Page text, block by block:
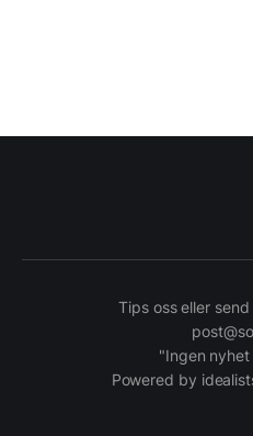
Tips oss eller
"Ingen
Powered by